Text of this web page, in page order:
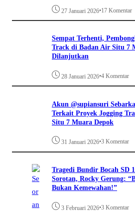
27 Januari 2026•17 Komentar
Sempat Terhenti,
Track di Badan Air Situ 7
Dilanjutkan
28 Januari 2026•4 Komentar
Akun @supiansuri
Terkait Proyek Jogging
Situ 7 Muara Depok
31 Januari 2026•3 Komentar
Tragedi Bundir Bocah SD
Sorotan, Rocky Gerung:
Bukan Kemewahan!”
3 Februari 2026•3 Komentar